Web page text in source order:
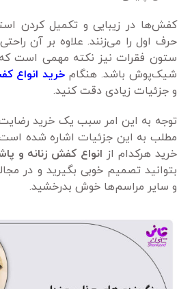
کفش‌ها در زیبایی و تکمیل کردن
حرف اول را می‌زنند. علاوه بر آن
ستون فقرات نیز نکته مهمی است که
شیک‌پوش باشد. هنگام خرید انواع
و جزئیات زیادی دقت کنید.
توجه به این امر سبب یک خرید
مطلب به این جزئیات اشاره شده
خرید هرکدام از انواع کفش زنانه و
بتوانید تصمیم خوبی بگیرید و در
و سایر مراسم‌ها خوش بدرخشید.